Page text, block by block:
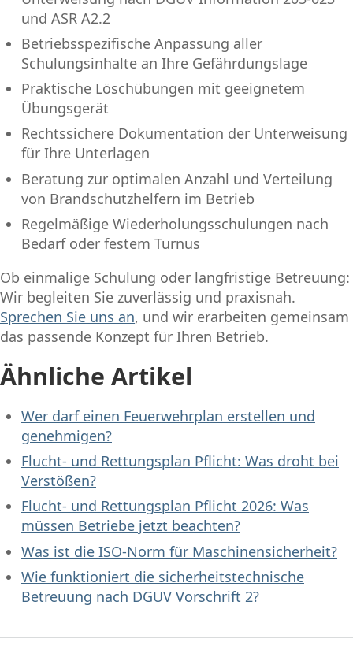
und ASR A2.2
Betriebsspezifische Anpassung aller
Schulungsinhalte an Ihre Gefährdungslage
Praktische Löschübungen mit geeignetem
Übungsgerät
Rechtssichere Dokumentation der Unterweisung
für Ihre Unterlagen
Beratung zur optimalen Anzahl und Verteilung
von Brandschutzhelfern im Betrieb
Regelmäßige Wiederholungsschulungen nach
Bedarf oder festem Turnus
Ob einmalige Schulung oder langfristige Betreuung:
Wir begleiten Sie zuverlässig und praxisnah.
Sprechen Sie uns an, und wir erarbeiten gemeinsam
das passende Konzept für Ihren Betrieb.
Ähnliche Artikel
Wer darf einen Feuerwehrplan erstellen und
genehmigen?
Flucht- und Rettungsplan Pflicht: Was droht bei
Verstößen?
Flucht- und Rettungsplan Pflicht 2026: Was
müssen Betriebe jetzt beachten?
Was ist die ISO-Norm für Maschinensicherheit?
Wie funktioniert die sicherheitstechnische
Betreuung nach DGUV Vorschrift 2?